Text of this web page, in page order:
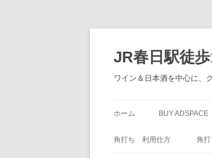
JR春日駅徒
ワイン＆日本酒を中心に、
ホーム BUY ADSPACE
角打ち 利用仕方 角打